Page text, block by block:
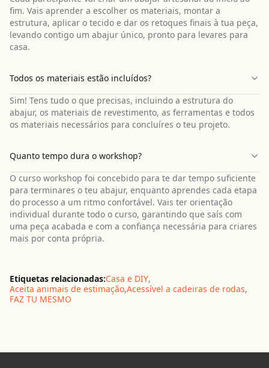
fim. Vais aprender a escolher os materiais, montar a
estrutura, aplicar o tecido e dar os retoques finais à tua peça,
levando contigo um abajur único, pronto para levares para
casa.
Todos os materiais estão incluídos?
Sim! Tens tudo o que precisas, incluindo a estrutura do
abajur, os materiais de revestimento, as ferramentas e todos
os materiais necessários para concluíres o teu projeto.
Quanto tempo dura o workshop?
O curso workshop foi concebido para te dar tempo suficiente
para terminares o teu abajur, enquanto aprendes cada etapa
do processo a um ritmo confortável. Vais ter orientação
individual durante todo o curso, garantindo que saís com
uma peça acabada e com a confiança necessária para criares
mais por conta própria.
Etiquetas relacionadas:Casa e DIY,
Aceita animais de estimação,Acessível a cadeiras de rodas,
FAZ TU MESMO